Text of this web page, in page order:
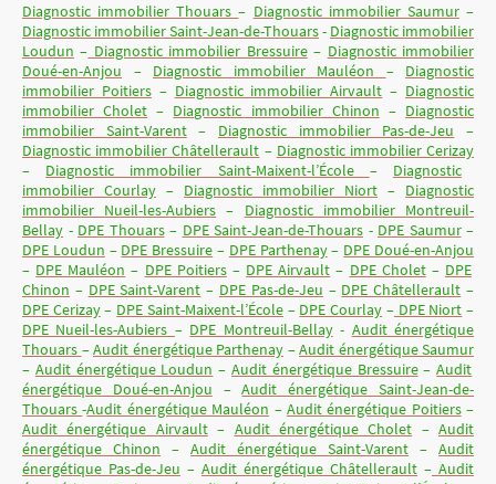
Diagnostic immobilier Thouars– Diagnostic immobilier Saumur–
Diagnostic immobilier Saint-Jean-de-Thouars- Diagnostic immobilier
Loudun – Diagnostic immobilier Bressuire– Diagnostic immobilier
Doué-en-Anjou – Diagnostic immobilier Mauléon – Diagnostic
immobilier Poitiers– Diagnostic immobilier Airvault – Diagnostic
immobilier Cholet – Diagnostic immobilier Chinon – Diagnostic
immobilier Saint-Varent– Diagnostic immobilier Pas-de-Jeu –
Diagnostic immobilier Châtellerault – Diagnostic immobilier Cerizay
– Diagnostic immobilier Saint-Maixent-l’École – Diagnostic
immobilier Courlay – Diagnostic immobilier Niort – Diagnostic
immobilier Nueil-les-Aubiers – Diagnostic immobilier Montreuil-
Bellay - DPE Thouars– DPE Saint-Jean-de-Thouars - DPE Saumur–
DPE Loudun – DPE Bressuire – DPE Parthenay– DPE Doué-en-Anjou
– DPE Mauléon – DPE Poitiers– DPE Airvault – DPE Cholet– DPE
Chinon – DPE Saint-Varent – DPE Pas-de-Jeu – DPE Châtellerault –
DPE Cerizay– DPE Saint-Maixent-l’École– DPE Courlay –DPE Niort –
DPE Nueil-les-Aubiers – DPE Montreuil-Bellay- Audit énergétique
Thouars –Audit énergétique Parthenay –Audit énergétique Saumur
– Audit énergétique Loudun –Audit énergétique Bressuire–Audit
énergétique Doué-en-Anjou –Audit énergétique Saint-Jean-de-
Thouars-Audit énergétique Mauléon – Audit énergétique Poitiers–
Audit énergétique Airvault– Audit énergétique Cholet – Audit
énergétique Chinon – Audit énergétique Saint-Varent – Audit
énergétique Pas-de-Jeu – Audit énergétique Châtellerault – Audit